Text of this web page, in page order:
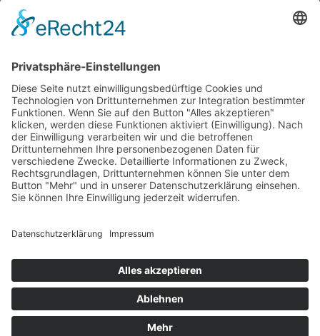
Newsletter
LogIn
Legal
Impressum
Datenschutzerklärung
Cookie-Einstellungen
Programmkino.de richtet sich an Film- und Kinobegeisterte jeden
Geschlechts. Zur besseren Lesbarkeit haben wir uns aber entschlossen,
auf eine Doppelnennung oder Genderzeichen zu verzichten. Wo möglich